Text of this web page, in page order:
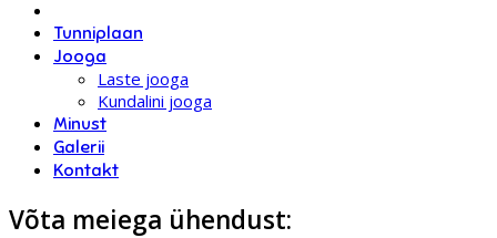
Tunniplaan
Jooga
Laste jooga
Kundalini jooga
Minust
Galerii
Kontakt
Võta meiega ühendust: